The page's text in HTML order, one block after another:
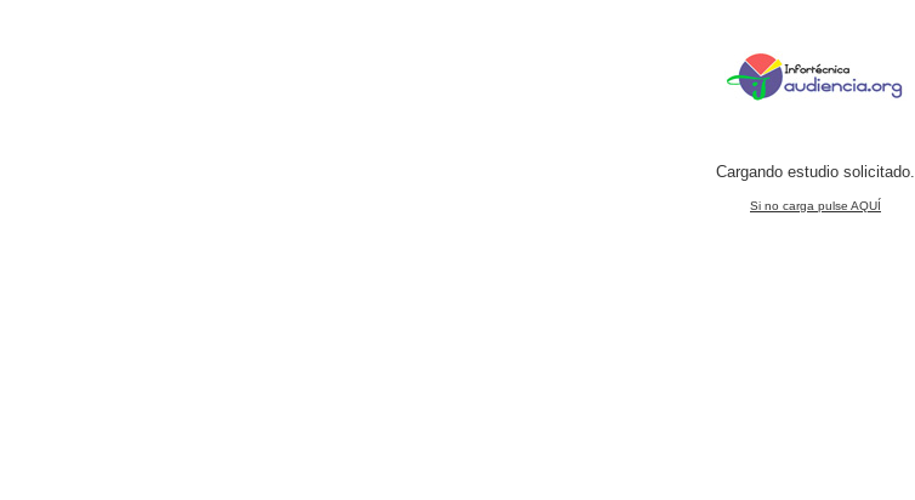
Cargando estudio solicitado.
Si no carga pulse AQUÍ